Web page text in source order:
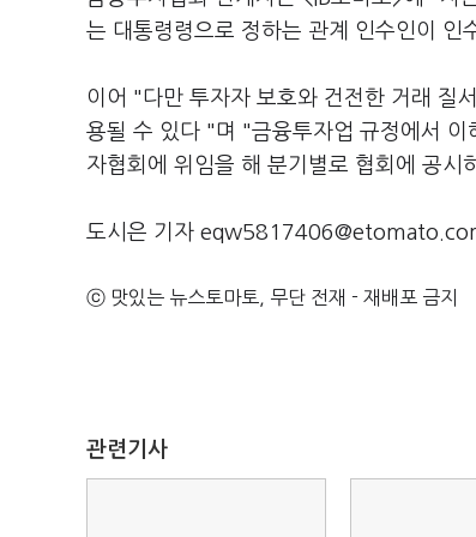
는 대통령령으로 정하는 관계 인수인이 인
이어 "다만 투자자 보호와 건전한 거래 질
용될 수 있다 "며 "금융투자업 규정에서
자협회에 위임을 해 분기별로 협회에 공시
도시은 기자
ⓒ 맛있는 뉴스토마토, 무단 전재 - 재배포 금지
관련기사